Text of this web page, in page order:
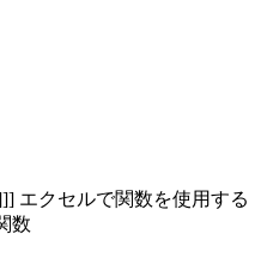
クセルで関数を使用する
数